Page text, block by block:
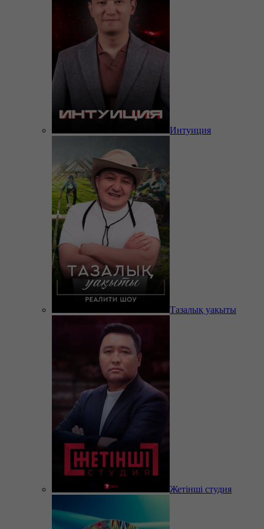
Интуиция
Тазалық уақыты
Жетінші студия